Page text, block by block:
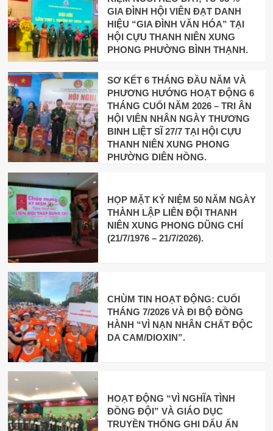
GIA ĐÌNH HỘI VIÊN ĐẠT DANH
HIỆU “GIA ĐÌNH VĂN HÓA” TẠI
HỘI CỰU THANH NIÊN XUNG
PHONG PHƯỜNG BÌNH THẠNH.
SƠ KẾT 6 THÁNG ĐẦU NĂM VÀ
PHƯƠNG HƯỚNG HOẠT ĐỘNG 6
THÁNG CUỐI NĂM 2026 – TRI ÂN
HỘI VIÊN NHÂN NGÀY THƯƠNG
BINH LIỆT SĨ 27/7 TẠI HỘI CỰU
THANH NIÊN XUNG PHONG
PHƯỜNG DIÊN HỒNG.
HỌP MẶT KỶ NIỆM 50 NĂM NGÀY
THÀNH LẬP LIÊN ĐỘI THANH
NIÊN XUNG PHONG DŨNG CHÍ
(21/7/1976 – 21/7/2026).
CHÙM TIN HOẠT ĐỘNG: CUỐI
THÁNG 7/2026 VÀ ĐI BỘ ĐỒNG
HÀNH “VÌ NẠN NHÂN CHẤT ĐỘC
DA CAM/DIOXIN”.
HOẠT ĐỘNG “VÌ NGHĨA TÌNH
ĐỒNG ĐỘI” VÀ GIÁO DỤC
TRUYỀN THỐNG GHI DẤU ẤN